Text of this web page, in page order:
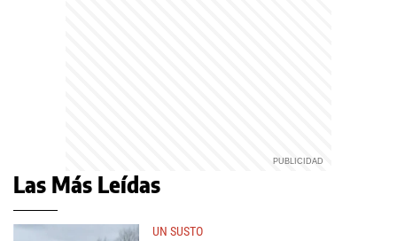
Las Más Leídas
UN SUSTO